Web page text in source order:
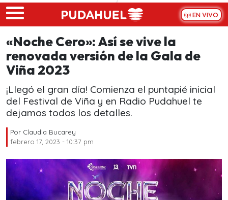
Skip to main content
EN VIVO
«Noche Cero»: Así se vive la
renovada versión de la Gala de
Viña 2023
¡Llegó el gran día! Comienza el puntapié inicial
del Festival de Viña y en Radio Pudahuel te
dejamos todos los detalles.
Por Claudia Bucarey
febrero 17, 2023 - 10:37 pm